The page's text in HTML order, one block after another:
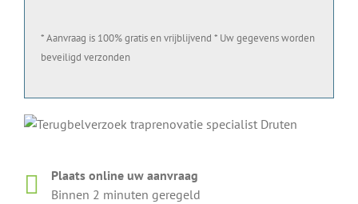
* Aanvraag is 100% gratis en vrijblijvend * Uw gegevens worden
beveiligd verzonden
Plaats online uw aanvraag
Binnen 2 minuten geregeld